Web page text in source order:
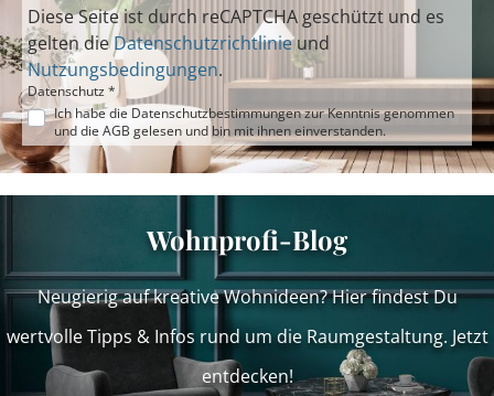
Diese Seite ist durch reCAPTCHA geschützt und es
gelten dieDatenschutzrichtlinieund
Nutzungsbedingungen.
Datenschutz *
Ich habe die Datenschutzbestimmungenzur Kenntnis genommen
und die AGB gelesen und bin mit ihnen einverstanden.
Wohnprofi-Blog
Neugierig auf kreative Wohnideen? Hier findest Du
wertvolle Tipps & Infos rund um die Raumgestaltung. Jetzt
entdecken!